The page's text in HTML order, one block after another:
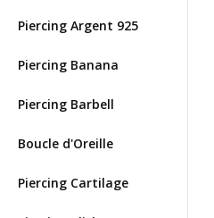
Piercing Argent 925
Piercing Banana
Piercing Barbell
Boucle d'Oreille
Piercing Cartilage